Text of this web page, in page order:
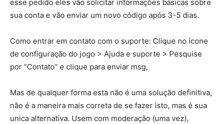
esse pedido eles vão solicitar informações básicas sobre
sua conta e vão enviar um novo código após 3-5 dias.
Como entrar em contato com o suporte: Clique no ícone
de configuração do jogo > Ajuda e suporte > Pesquise
por “Contato” e clique para enviar msg,
Mas de qualquer forma esta não é uma solução definitiva,
não é a maneira mais correta de se fazer isto, mas é sua
unica alternativa. Usem com moderação (uma vez),